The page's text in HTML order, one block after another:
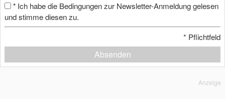
* Ich habe die Bedingungen zur Newsletter-Anmeldung gelesen
und stimme diesen zu.
* Pflichtfeld
Absenden
Anzeige